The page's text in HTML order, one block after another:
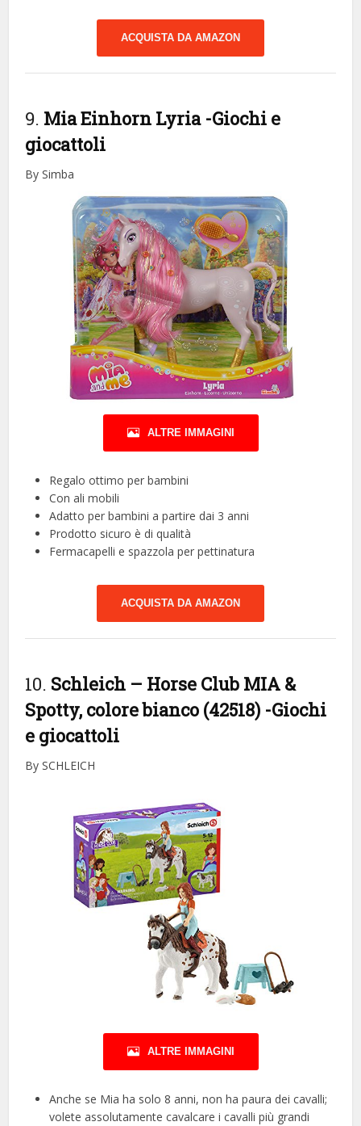
ACQUISTA DA AMAZON
9. Mia Einhorn Lyria -Giochi e
giocattoli
By Simba
ALTRE IMMAGINI
Regalo ottimo per bambini
Con ali mobili
Adatto per bambini a partire dai 3 anni
Prodotto sicuro è di qualità
Fermacapelli e spazzola per pettinatura
ACQUISTA DA AMAZON
10. Schleich – Horse Club MIA &
Spotty, colore bianco (42518) -Giochi
e giocattoli
By SCHLEICH
ALTRE IMMAGINI
Anche se Mia ha solo 8 anni, non ha paura dei cavalli;
volete assolutamente cavalcare i cavalli più grandi